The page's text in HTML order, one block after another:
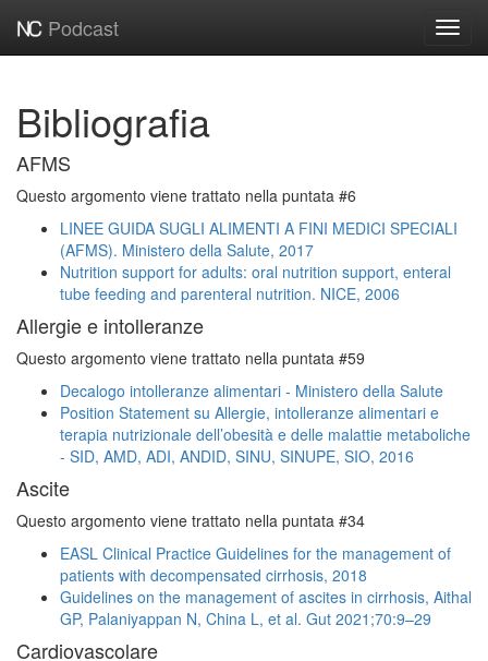
Podcast
Bibliografia
AFMS
Questo argomento viene trattato nella puntata #6
LINEE GUIDA SUGLI ALIMENTI A FINI MEDICI SPECIALI
(AFMS). Ministero della Salute, 2017
Nutrition support for adults: oral nutrition support, enteral
tube feeding and parenteral nutrition. NICE, 2006
Allergie e intolleranze
Questo argomento viene trattato nella puntata #59
Decalogo intolleranze alimentari - Ministero della Salute
Position Statement su Allergie, intolleranze alimentari e
terapia nutrizionale dell’obesità e delle malattie metaboliche
- SID, AMD, ADI, ANDID, SINU, SINUPE, SIO, 2016
Ascite
Questo argomento viene trattato nella puntata #34
EASL Clinical Practice Guidelines for the management of
patients with decompensated cirrhosis, 2018
Guidelines on the management of ascites in cirrhosis, Aithal
GP, Palaniyappan N, China L, et al. Gut 2021;70:9–29
Cardiovascolare